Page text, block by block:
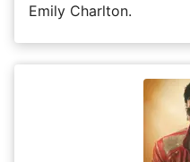
Emily Charlton.